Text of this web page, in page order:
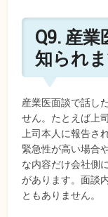
Q9. 産
知られ
産業医面談で話し
せん。たとえば上
上司本人に報告さ
緊急性が高い場合
な内容だけ会社側
があります。面談
ともありません。